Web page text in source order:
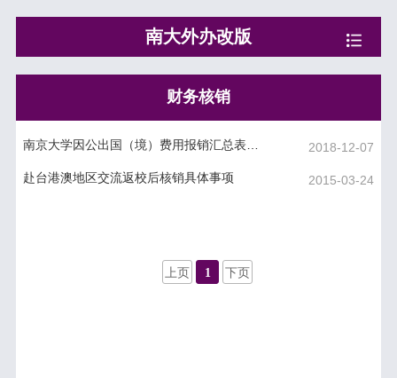
南大外办改版
财务核销
2018-12-07
赴台港澳地区交流返校后核销具体事项 2015-03-24
上页 1 下页